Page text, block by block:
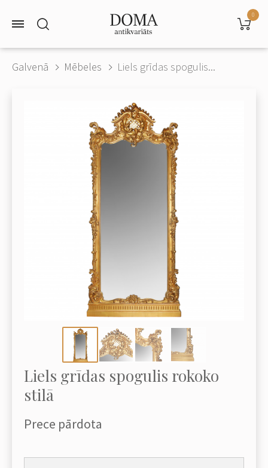
0
Galvenā Mēbeles Liels grīdas spogulis...
Liels grīdas spogulis rokoko
stilā
Prece pārdota